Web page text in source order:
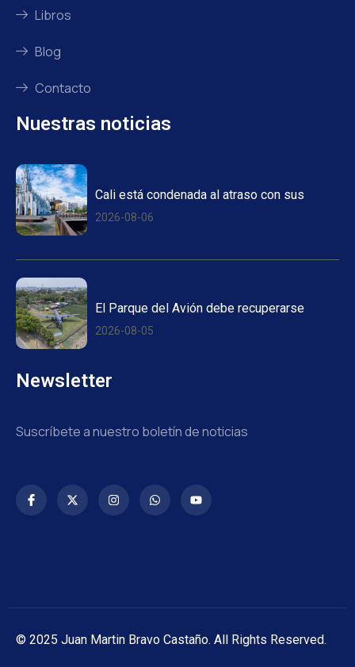
Libros
Blog
Contacto
Nuestras noticias
Cali está condenada al atraso con sus
2026-08-06
El Parque del Avión debe recuperarse
2026-08-05
Newsletter
Suscríbete a nuestro boletín de noticias
© 2025 Juan Martin Bravo Castaño. All Rights Reserved.